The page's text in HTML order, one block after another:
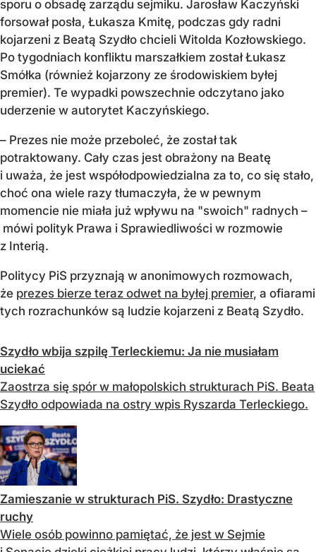
sporu o obsadę zarządu sejmiku. Jarosław Kaczyński
forsował posła, Łukasza Kmitę, podczas gdy radni
kojarzeni z Beatą Szydło chcieli Witolda Kozłowskiego.
Po tygodniach konfliktu marszałkiem został Łukasz
Smółka (również kojarzony ze środowiskiem byłej
premier). Te wypadki powszechnie odczytano jako
uderzenie w autorytet Kaczyńskiego.
– Prezes nie może przeboleć, że został tak
potraktowany. Cały czas jest obrażony na Beatę
i uważa, że jest współodpowiedzialna za to, co się stało,
choć ona wiele razy tłumaczyła, że w pewnym
momencie nie miała już wpływu na "swoich" radnych –
mówi polityk Prawa i Sprawiedliwości w rozmowie
z Interią.
Politycy PiS przyznają w anonimowych rozmowach,
że prezes bierze teraz odwet na byłej premier, a ofiarami
tych rozrachunków są ludzie kojarzeni z Beatą Szydło.
Szydło wbija szpilę Terleckiemu: Ja nie musiałam
uciekać
Zaostrza się spór w małopolskich strukturach PiS. Beata
Szydło odpowiada na ostry wpis Ryszarda Terleckiego.
Zamieszanie w strukturach PiS. Szydło: Drastyczne
ruchy
Wiele osób powinno pamiętać, że jest w Sejmie